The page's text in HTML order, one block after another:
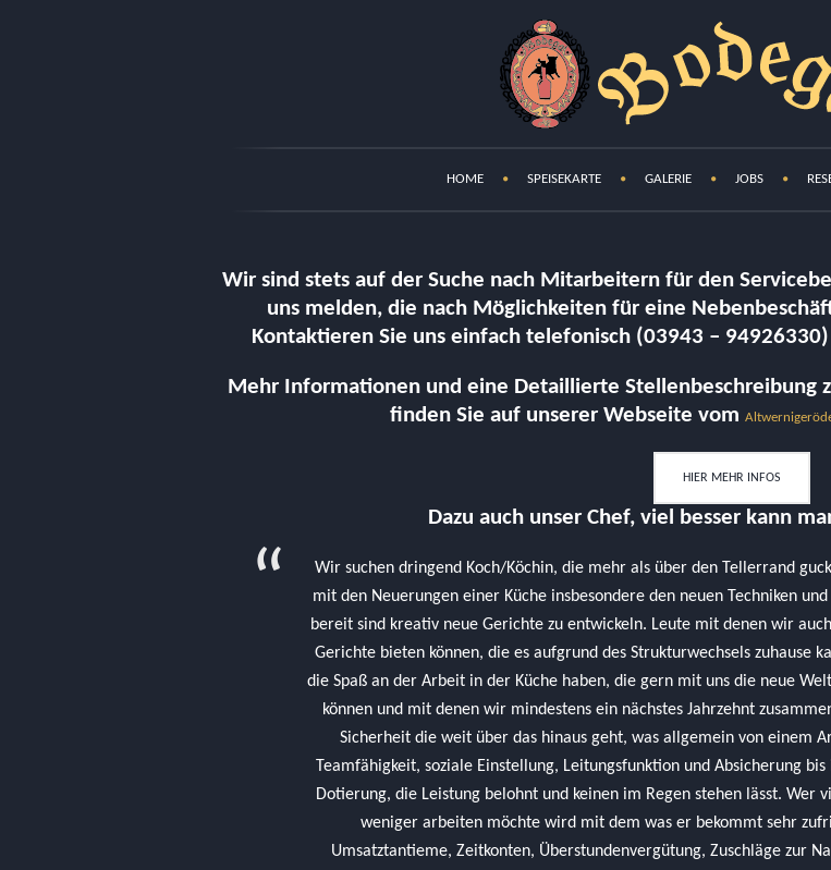
HOME SPEISEKARTE GALERIE JOBS
Wir sind stets auf der Suche nach Mitarbeitern für den
uns melden, die nach Möglichkeiten für eine
Kontaktieren Sie uns einfach telefonisch (03943 –
Mehr Informationen und eine Detaillierte Stellenbeschreibung
finden Sie auf unserer Webseite vom
HIER MEHR INFOS
Dazu auch unser Chef, viel besser kann
Wir suchen dringend Koch/Köchin, die mehr als über den Tellerrand
mit den Neuerungen einer Küche insbesondere den neuen Techniken
bereit sind kreativ neue Gerichte zu entwickeln. Leute mit denen wir
Gerichte bieten können, die es aufgrund des Strukturwechsels zuhause
die Spaß an der Arbeit in der Küche haben, die gern mit uns die neue
können und mit denen wir mindestens ein nächstes Jahrzehnt
Sicherheit die weit über das hinaus geht, was allgemein von einem
Teamfähigkeit, soziale Einstellung, Leitungsfunktion und Absicherung
Dotierung, die Leistung belohnt und keinen im Regen stehen lässt.
weniger arbeiten möchte wird mit dem was er bekommt sehr
Umsatztantieme, Zeitkonten, Überstundenvergütung, Zuschläge zur